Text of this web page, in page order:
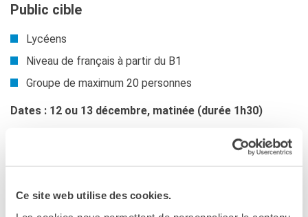
Ce site web utilise des cookies.
PALERMO
Bottega
Residenze 2026
Public cible
Lycéens
Niveau de français à partir du B1
Groupe de maximum 20 personnes
Dates : 12 ou 13 décembre, matinée (durée 1h30)
Goethe-Institut de Palerme, met en place le programme